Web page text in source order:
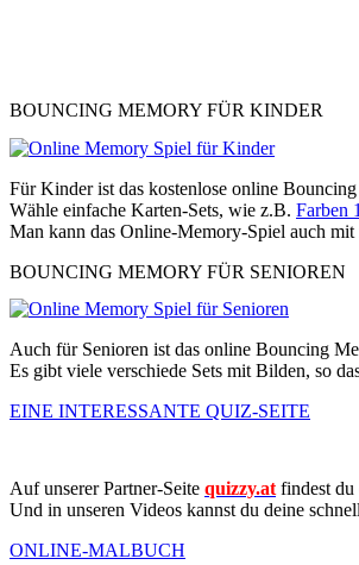
BOUNCING MEMORY FÜR KINDER
Für Kinder ist das kostenlose online
Wähle einfache Karten-Sets, wie z.B. Farben 1
Man kann das Online-Memory-Spiel auch mit
BOUNCING MEMORY FÜR SENIOREN
Auch für Senioren ist das online Bouncing
Es gibt viele verschiede Sets mit Bilden, so
EINE INTERESSANTE QUIZ-SEITE
Auf unserer Partner-Seite quizzy.at findest du
Und in unseren Videos kannst du deine
ONLINE-MALBUCH